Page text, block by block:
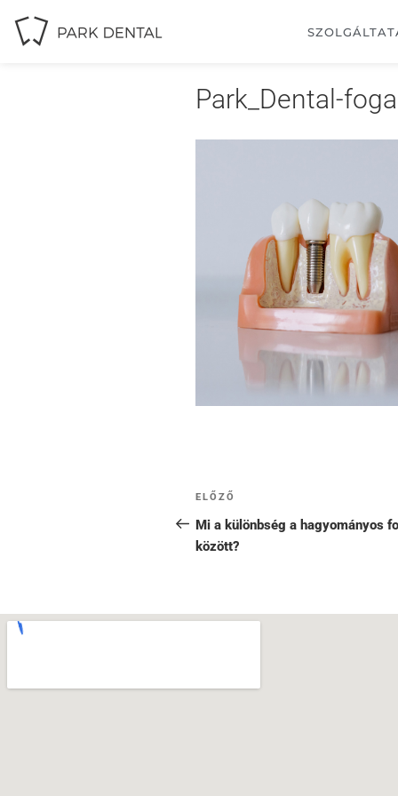
Park_Dental-
ELŐZŐ
Mi a különbség a hagyományos
között?